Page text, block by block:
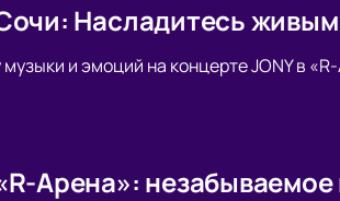
Насладитесь
и эмоций на концерте JONY в
Арена»: